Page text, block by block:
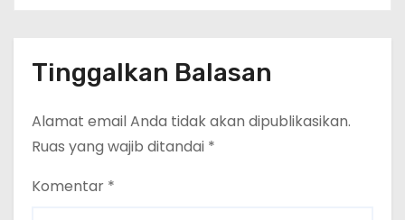
Tinggalkan Balasan
Alamat email Anda tidak akan dipublikasikan.
Ruas yang wajib ditandai *
Komentar *